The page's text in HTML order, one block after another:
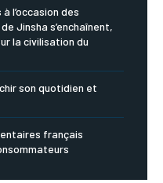
l’occasion des
Jinsha s’enchaînent,
la civilisation du
son quotidien et
français